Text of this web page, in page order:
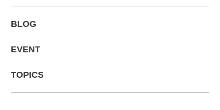
BLOG
EVENT
TOPICS